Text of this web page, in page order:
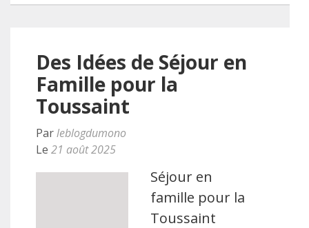
Des Idées de Séjour en
Famille pour la
Toussaint
Parleblogdumono
Le 21 août 2025
Séjour en
famille pour la
Toussaint